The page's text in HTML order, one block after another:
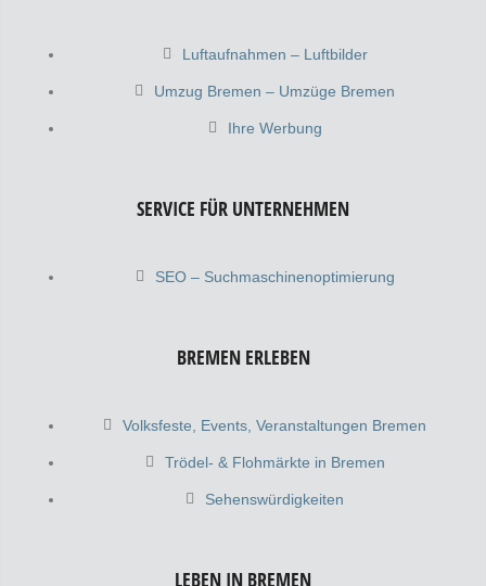
Luftaufnahmen – Luftbilder
Umzug Bremen – Umzüge Bremen
Ihre Werbung
SERVICE FÜR UNTERNEHMEN
SEO – Suchmaschinenoptimierung
BREMEN ERLEBEN
Volksfeste, Events, Veranstaltungen Bremen
Trödel- & Flohmärkte in Bremen
Sehenswürdigkeiten
LEBEN IN BREMEN